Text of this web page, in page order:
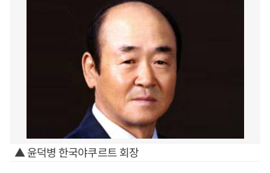
▲ 윤덕병 한국야쿠르트 회장